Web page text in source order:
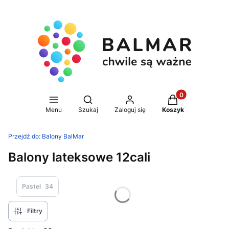
Menu
Otwórz wyszukiwarkę
Szukaj Zaloguj się
Produkty w
Koszyk
Przejdź do: Balony BalMar
Balony lateksowe 12cali
Pastel 34
Filtry